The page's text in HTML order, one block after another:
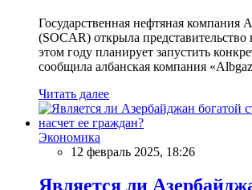
Государственная нефтяная компания
(SOCAR) открыла
этом году планирует запустить
сообщила албанская компания
Читать далее
Экономика
12 февраль 2025, 18:26
Является ли